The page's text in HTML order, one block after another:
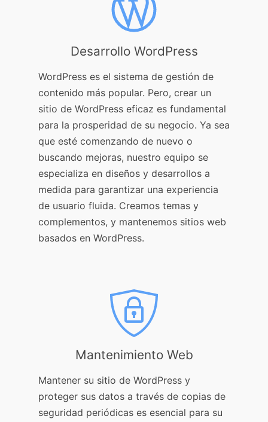
Desarrollo WordPress
WordPress es el sistema de gestión de
contenido más popular. Pero, crear un
sitio de WordPress eficaz es fundamental
para la prosperidad de su negocio. Ya sea
que esté comenzando de nuevo o
buscando mejoras, nuestro equipo se
especializa en diseños y desarrollos a
medida para garantizar una experiencia
de usuario fluida. Creamos temas y
complementos, y mantenemos sitios web
basados en WordPress.
Mantenimiento Web
Mantener su sitio de WordPress y
proteger sus datos a través de copias de
seguridad periódicas es esencial para su